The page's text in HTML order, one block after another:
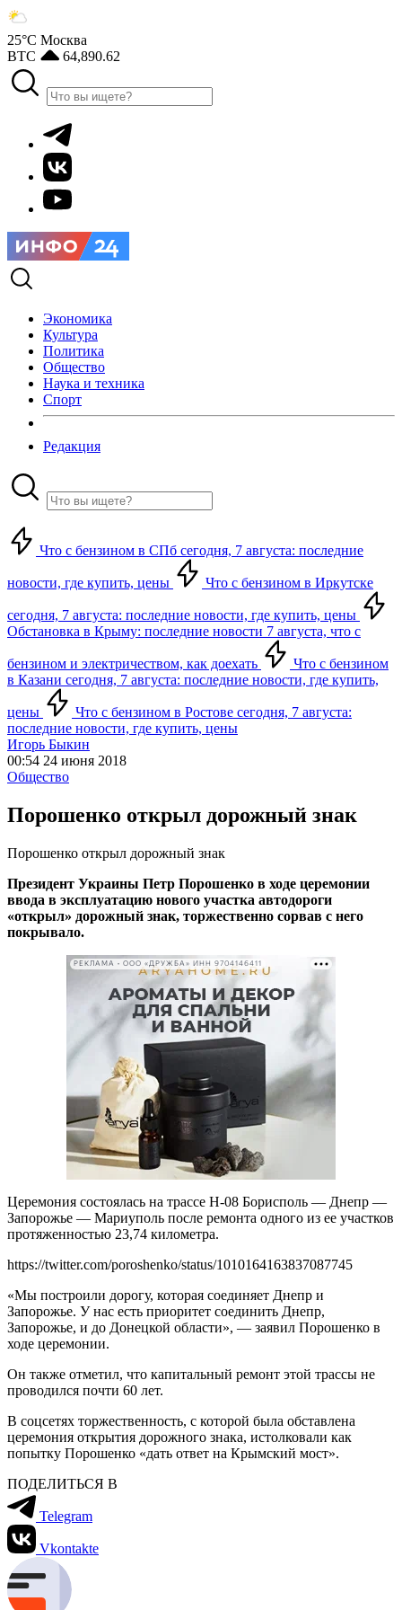
25°С Москва
BTC
64,890.62
Экономика
Культура
Политика
Общество
Наука и техника
Спорт
Редакция
Что с бензином в СПб сегодня, 7 августа: последние
новости, где купить, цены Что с бензином в Иркутске
сегодня, 7 августа: последние новости, где купить, цены
Обстановка в Крыму: последние новости 7 августа, что с
бензином и электричеством, как доехать
Что с бензином
в Казани сегодня, 7 августа: последние новости, где купить,
цены
Что с бензином в Ростове сегодня, 7 августа:
последние новости, где купить, цены
Игорь Быкин
00:54 24 июня 2018
Общество
Порошенко открыл дорожный знак
Порошенко открыл дорожный знак
Президент Украины Петр Порошенко в ходе церемонии
ввода в эксплуатацию нового участка автодороги
«открыл» дорожный знак, торжественно сорвав с него
покрывало.
РЕКЛАМА • ООО «ДРУЖБА» ИНН 9704146411
Церемония состоялась на трассе Н-08 Борисполь — Днепр —
Запорожье — Мариуполь после ремонта одного из ее участков
протяженностью 23,74 километра.
https://twitter.com/poroshenko/status/1010164163837087745
«Мы построили дорогу, которая соединяет Днепр и
Запорожье. У нас есть приоритет соединить Днепр,
Запорожье, и до Донецкой области», — заявил Порошенко в
ходе церемонии.
Он также отметил, что капитальный ремонт этой трассы не
проводился почти 60 лет.
В соцсетях торжественность, с которой была обставлена
церемония открытия дорожного знака, истолковали как
попытку Порошенко «дать ответ на Крымский мост».
ПОДЕЛИТЬСЯ В
Telegram
Vkontakte